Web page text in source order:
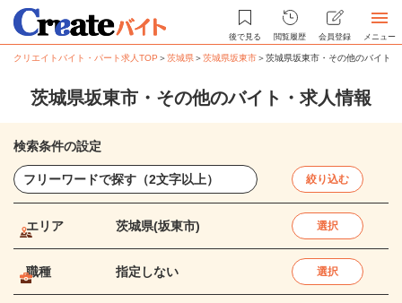
後で見る 閲覧履歴 会員登録 メニュー
クリエイトバイト・パート求人TOP ＞茨城県＞茨城県坂東市＞茨城県坂東市・その他のバイト
茨城県坂東市・その他のバイト・求人情報
検索条件の設定
絞り込む
エリア 茨城県(坂東市) 選択
職種 指定しない 選択